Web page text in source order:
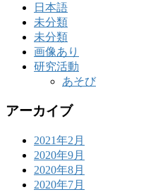
日本語
未分類
未分類
画像あり
研究活動
あそび
アーカイブ
2021年2月
2020年9月
2020年8月
2020年7月